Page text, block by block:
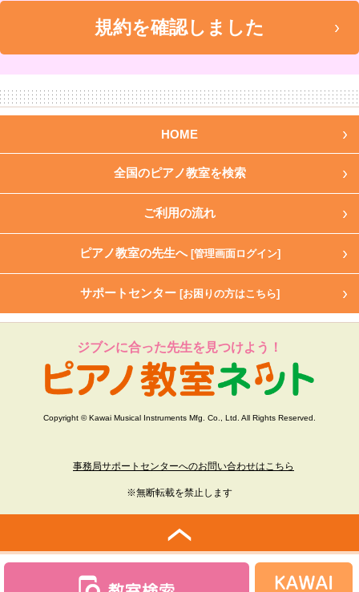
HOME
全国のピアノ教室を検索
ご利用の流れ
ピアノ教室の先生へ [管理画面ログイン]
サポートセンター [お困りの方はこちら]
ジブンに合った先生を見つけよう！
Copyright © Kawai Musical Instruments Mfg. Co., Ltd. All Rights Reserved.
事務局サポートセンターへのお問い合わせはこちら
※無断転載を禁止します